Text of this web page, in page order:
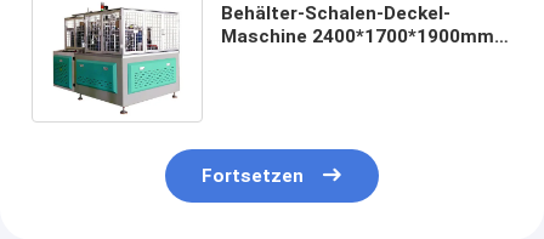
Behälter-Schalen-Deckel-
Maschine 2400*1700*1900mm
Fortsetzen